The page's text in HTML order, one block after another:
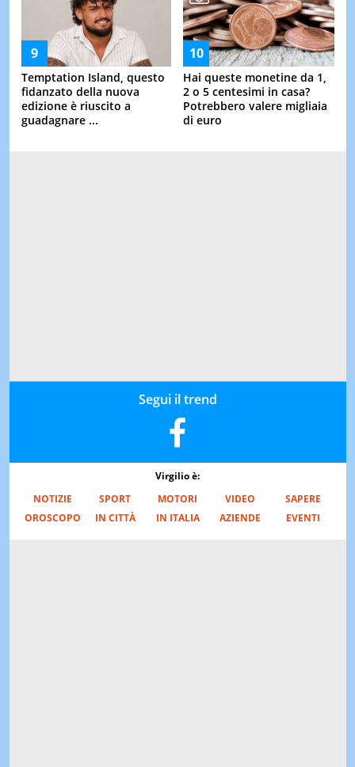
Temptation Island, questo
fidanzato della nuova
edizione è riuscito a
guadagnare ...
Hai queste monetine da 1,
2 o 5 centesimi in casa?
Potrebbero valere migliaia
di euro
Segui il trend
Virgilio è:
NOTIZIE
SPORT MOTORI VIDEO
SAPERE
OROSCOPO
IN CITTÀ IN ITALIA AZIENDE EVENTI